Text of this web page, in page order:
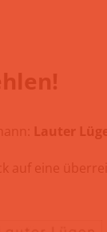
Lauter
auf eine